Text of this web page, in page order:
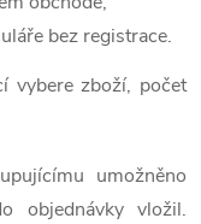
bez registrace.
vybere zboží, počet
umožněno
objednávky vložil.